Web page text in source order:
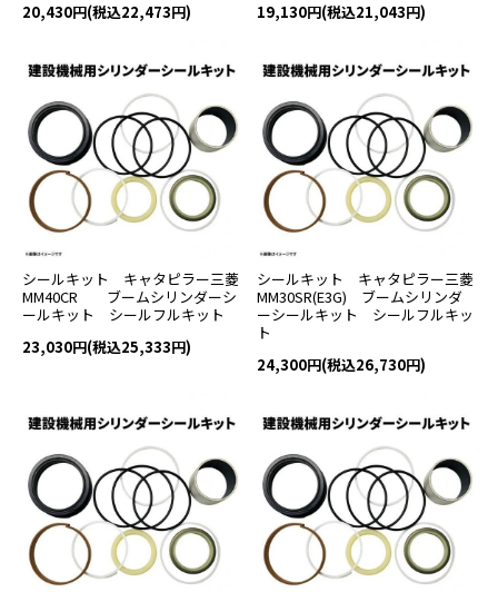
20,430円(税込22,473円)
19,130円(税込21,043円)
シールキット キャタピラー三菱
MM40CR ブームシリンダーシ
ールキット シールフルキット
23,030円(税込25,333円)
シールキット キャタピラー三菱
MM30SR(E3G) ブームシリンダ
ーシールキット シールフルキッ
ト
24,300円(税込26,730円)